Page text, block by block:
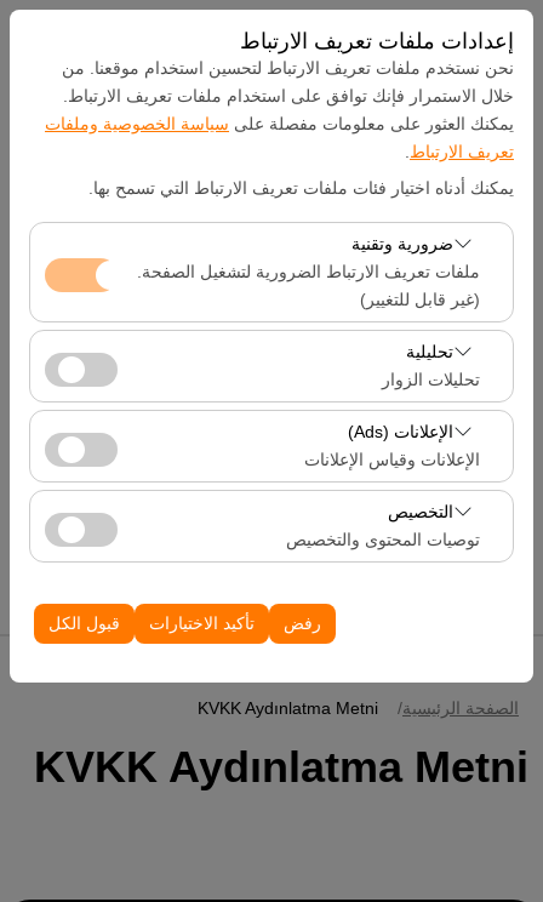
إعدادات ملفات تعريف الارتباط
نحن نستخدم ملفات تعريف الارتباط لتحسين استخدام موقعنا. من
خلال الاستمرار فإنك توافق على استخدام ملفات تعريف الارتباط.
يمكنك العثور على معلومات مفصلة على سياسة الخصوصية وملفات
تعريف الارتباط
يمكنك أدناه اختيار فئات ملفات تعريف الارتباط التي تسمح بها.
ضرورية وتقنية
ملفات تعريف الارتباط الضرورية لتشغيل الصفحة.
(غير قابل للتغيير)
تعد ملفات تعريف الارتباط هذه ضرورية لعمل الموقع بشكل
صحيح، والأمان، وإدارة الجلسات، والوظائف الأساسية. لا يمكن
تعطيلها.
تحليلية
تحليلات الزوار
تتيح لنا ملفات تعريف الارتباط هذه تحليل كيفية استخدام موقعنا
(عدد الزوار، الصفحات الأكثر زيارة، سلوك المستخدمين).
تُستخدم هذه البيانات لقياس أداء الموقع وتحسين تجربة
المستخدم بشكل مستمر.
الإعلانات (Ads)
الإعلانات وقياس الإعلانات
تتيح لنا ملفات تعريف الارتباط هذه عرض إعلانات مخصصة
تتناسب مع اهتماماتك وقياس فعالية حملاتنا الإعلانية (عدد مرات
الظهور، معدل النقر).
التخصيص
توصيات المحتوى والتخصيص
تجربتك على المنصة من خلال حفظ إعدادات واجهة المستخدم،
وتفضيلات اللغة، والإعدادات الأخرى.
رفض تأكيد الاختيارات قبول الكل
بيك اب الموقع
Hatay Samandağ
تحديد موقع مختلف الانزال
تاريخ الالتقاط والوقت
تاريخ العودة والوقت
الصفحة الرئيسية KVKK Aydınlatma Metni
KVKK Aydınlatma Metni